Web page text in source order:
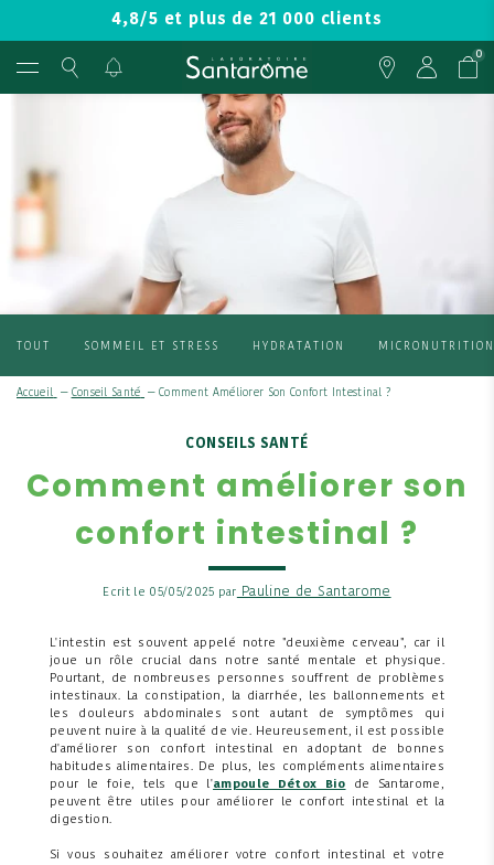
4,8/5 et plus de 21 000 clients
0
TOUT SOMMEIL ET STRESS HYDRATATION MICRONUTRITION
Accueil — Conseil Santé —Comment Améliorer Son Confort Intestinal ?
CONSEILS SANTÉ
Comment améliorer son
confort intestinal ?
Ecrit le 05/05/2025 par Pauline de Santarome
L'intestin est souvent appelé notre "deuxième cerveau", car il
joue un rôle crucial dans notre santé mentale et physique.
Pourtant, de nombreuses personnes souffrent de problèmes
intestinaux. La constipation, la diarrhée, les ballonnements et
les douleurs abdominales sont autant de symptômes qui
peuvent nuire à la qualité de vie. Heureusement, il est possible
d'améliorer son confort intestinal en adoptant de bonnes
habitudes alimentaires. De plus, les compléments alimentaires
pour le foie, tels que l'ampoule Détox Bio de Santarome,
peuvent être utiles pour améliorer le confort intestinal et la
digestion.
Si vous souhaitez améliorer votre confort intestinal et votre